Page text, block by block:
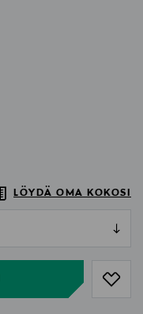
LÖYDÄ OMA KOKOSI